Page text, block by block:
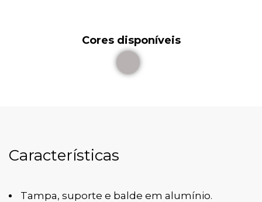
Cores disponíveis
Características
Tampa, suporte e balde em alumínio.